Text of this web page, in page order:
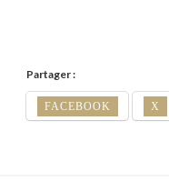
Partager :
FACEBOOK X